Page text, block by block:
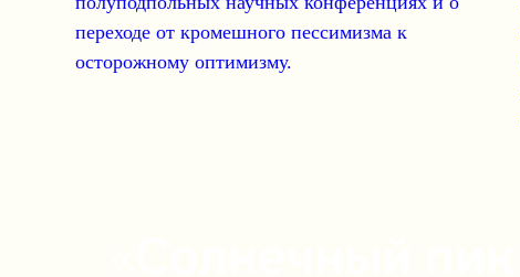
переходе откромешного пессимизма к
осторожному оптимизму.